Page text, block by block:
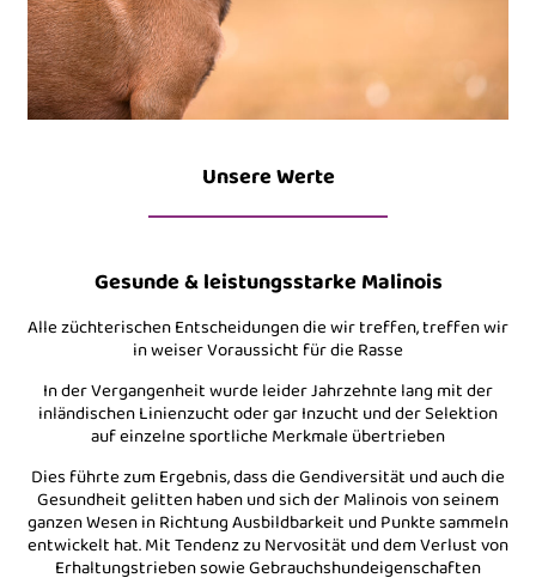
Unsere Werte
Gesunde & leistungsstarke Malinois
Alle züchterischen Entscheidungen die wir treffen, treffen wir
in weiser Voraussicht für die Rasse
In der Vergangenheit wurde leider Jahrzehnte lang mit der
inländischen Linienzucht oder gar Inzucht und der Selektion
auf einzelne sportliche Merkmale übertrieben
Dies führte zum Ergebnis, dass die Gendiversität und auch die
Gesundheit gelitten haben und sich der Malinois von seinem
ganzen Wesen in Richtung Ausbildbarkeit und Punkte sammeln
entwickelt hat. Mit Tendenz zu Nervosität und dem Verlust von
Erhaltungstrieben sowie Gebrauchshundeigenschaften